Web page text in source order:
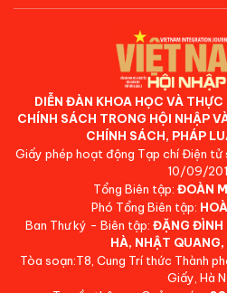
DIỄN ĐÀN KHOA HỌC VÀ
CHÍNH SÁCH TRONG HỘI NHẬP
CHÍNH SÁCH, PHÁP
Giấy phép hoạt động Tạp chí Điện
10/09/
Tổng Biên tập: ĐOÀN
Phó Tổng Biên tập:
Ban Thư ký - Biên tập: ĐẶNG ĐÌNH
HÀ, NHẬT
Tòa soạn:T8, Cung Trí thức Thành
Giấy, Hà